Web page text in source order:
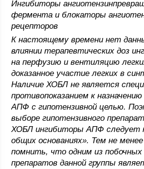
Ингибиторы
фермента и блокаторы
рецепторов
К настоящему времени нет
влиянии терапевтических доз
на перфузию и вентиляцию
доказанное участие легких в
Наличие ХОБЛ не является
противопоказанием к
АПФ с гипотензивной целью.
выборе гипотензивного
ХОБЛ ингибиторы АПФ следует
общих основаниях». Тем не
помнить, что одним из
препаратов данной группы